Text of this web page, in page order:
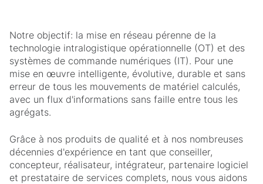
Notre objectif: la mise en réseau pérenne de la
technologie intralogistique opérationnelle (OT) et des
systèmes de commande numériques (IT). Pour une
mise en œuvre intelligente, évolutive, durable et sans
erreur de tous les mouvements de matériel calculés,
avec un flux d'informations sans faille entre tous les
agrégats.
Grâce à nos produits de qualité et à nos nombreuses
décennies d'expérience en tant que conseiller,
concepteur, réalisateur, intégrateur, partenaire logiciel
et prestataire de services complets, nous vous aidons